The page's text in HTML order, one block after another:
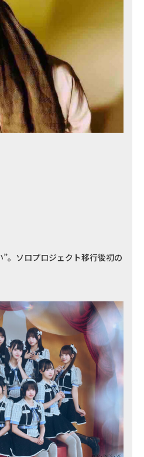
”。ソロプロジェクト移行後初の